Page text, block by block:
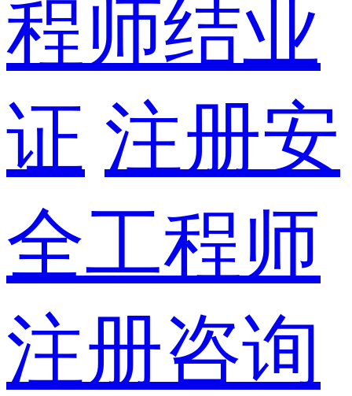
程师结业
证 注册安
全工程师
注册咨询